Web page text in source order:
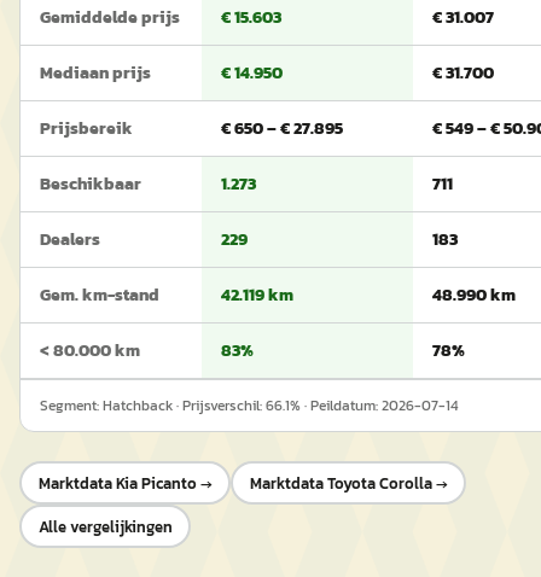
Gemiddelde prijs € 15.603 € 31.007
Mediaan prijs € 14.950 € 31.700
Prijsbereik € 650 – € 27.895 € 549 – €
Beschikbaar 1.273 711
Dealers 229 183
Gem. km-stand 42.119 km 48.990 km
< 80.000 km 83% 78%
Segment:Hatchback· Prijsverschil:66.1% · Peildatum:2026-07-14
MarktdataKia Picanto→ MarktdataToyota Corolla→
Alle vergelijkingen